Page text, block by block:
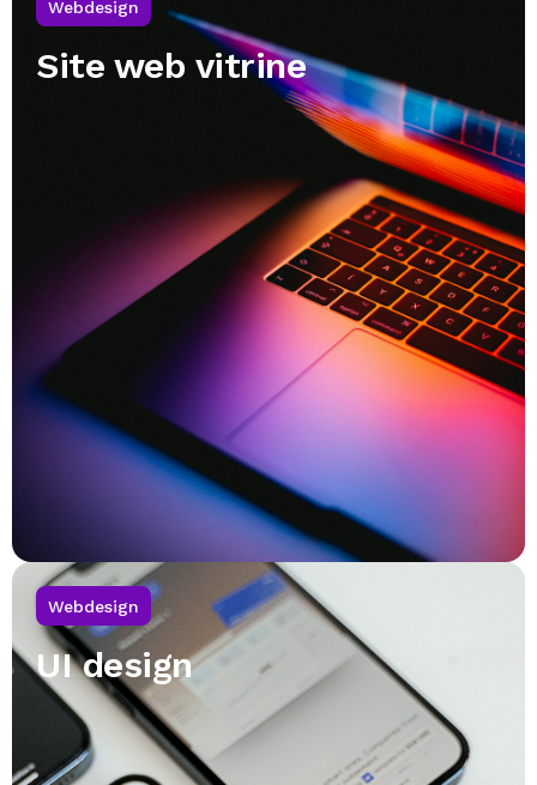
Webdesign
Site web vitrine
Webdesign
UI design